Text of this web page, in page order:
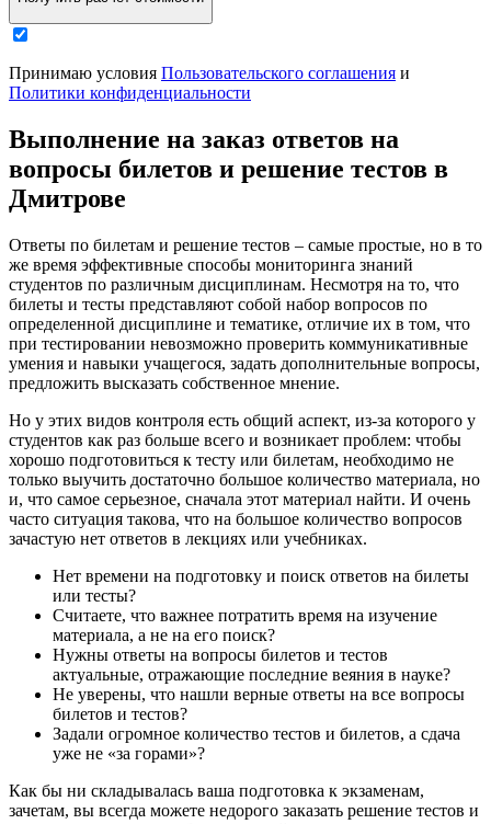
Принимаю условия Пользовательского соглашения и
Политики конфиденциальности
Выполнение на заказ ответов на
вопросы билетов и решение тестов в
Дмитрове
Ответы по билетам и решение тестов – самые простые, но в то
же время эффективные способы мониторинга знаний
студентов по различным дисциплинам. Несмотря на то, что
билеты и тесты представляют собой набор вопросов по
определенной дисциплине и тематике, отличие их в том, что
при тестировании невозможно проверить коммуникативные
умения и навыки учащегося, задать дополнительные вопросы,
предложить высказать собственное мнение.
Но у этих видов контроля есть общий аспект, из-за которого у
студентов как раз больше всего и возникает проблем: чтобы
хорошо подготовиться к тесту или билетам, необходимо не
только выучить достаточно большое количество материала, но
и, что самое серьезное, сначала этот материал найти. И очень
часто ситуация такова, что на большое количество вопросов
зачастую нет ответов в лекциях или учебниках.
Нет времени на подготовку и поиск ответов на билеты
или тесты?
Считаете, что важнее потратить время на изучение
материала, а не на его поиск?
Нужны ответы на вопросы билетов и тестов
актуальные, отражающие последние веяния в науке?
Не уверены, что нашли верные ответы на все вопросы
билетов и тестов?
Задали огромное количество тестов и билетов, а сдача
уже не «за горами»?
Как бы ни складывалась ваша подготовка к экзаменам,
зачетам, вы всегда можете недорого заказать решение тестов и